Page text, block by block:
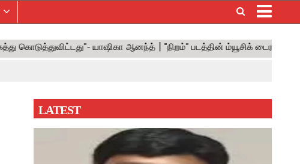
LATEST